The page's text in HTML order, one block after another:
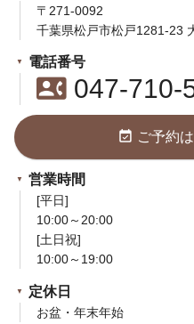
〒271-0092
千葉県松戸市松戸1281-23
電話番号
contact_phone047-710-
event_available ご予約
営業時間
[平日]
10:00～20:00
[土日祝]
10:00～19:00
定休日
お盆・年末年始